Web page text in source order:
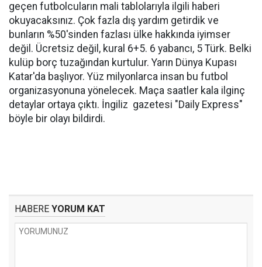
geçen futbolcuların mali tablolarıyla ilgili haberi
okuyacaksınız. Çok fazla dış yardım getirdik ve
bunların %50'sinden fazlası ülke hakkında iyimser
değil. Ücretsiz değil, kural 6+5. 6 yabancı, 5 Türk. Belki
kulüp borç tuzağından kurtulur. Yarın Dünya Kupası
Katar'da başlıyor. Yüz milyonlarca insan bu futbol
organizasyonuna yönelecek. Maça saatler kala ilginç
detaylar ortaya çıktı. İngiliz gazetesi "Daily Express"
böyle bir olayı bildirdi.
HABERE YORUM KAT